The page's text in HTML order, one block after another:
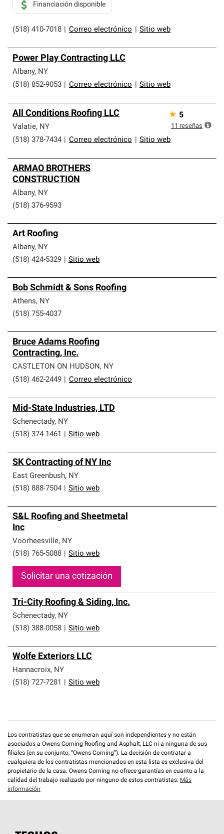
(518) 410-7018 Correo electrónico Sitio web
Financiación disponible
Power Play Contracting LLC
Albany, NY
(518) 852-9053
Correo electrónico Sitio web
All Conditions Roofing LLC
Valatie, NY
(518) 378-7434
Correo electrónico Sitio web
★ 5
11 reseñas
ARMAO BROTHERS
CONSTRUCTION
Albany, NY
(518) 376-9593
Art Roofing
Albany, NY
(518) 424-5329
Sitio web
Bob Schmidt & Sons Roofing
Athens, NY
(518) 755-4037
Bruce Adams Roofing
Contracting, Inc.
CASTLETON ON HUDSON, NY
(518) 462-2449
Correo electrónico
Mid-State Industries, LTD
Schenectady, NY
(518) 374-1461
Sitio web
SK Contracting of NY Inc
East Greenbush, NY
(518) 888-7504
Sitio web
S&L Roofing and Sheetmetal
Inc
Voorheesville, NY
(518) 765-5088
Sitio web
Solicitar una cotización
Tri-City Roofing & Siding, Inc.
Schenectady, NY
(518) 388-0058
Sitio web
Wolfe Exteriors LLC
Hannacroix, NY
(518) 727-7281
Sitio web
Los contratistas que se enumeran aquí son independientes y no están
asociados a Owens Corning Roofing and Asphalt, LLC ni a ninguna de sus
filiales (en su conjunto, “Owens Corning”). La decisión de contratar a
cualquiera de los contratistas mencionados en esta lista es exclusiva del
propietario de la casa. Owens Corning no ofrece garantías en cuanto a la
calidad del trabajo realizado por ninguno de estos contratistas. Más
información